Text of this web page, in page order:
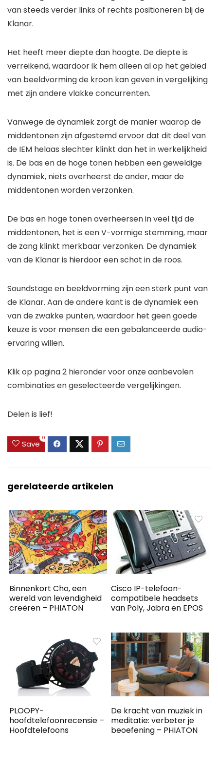
van steeds verder links of rechts positioneren bij de
Klanar.
Het heeft meer diepte dan hoogte. De diepte is
verreikend, waardoor ik hem alleen al op het gebied
van beeldvorming de kroon kan geven in vergelijking
met zijn andere vlakke concurrenten.
Vanwege de dynamiek zorgt de manier waarop de
middentonen zijn afgestemd ervoor dat dit deel van
de IEM helaas slechter klinkt dan het in werkelijkheid
is. De bas en de hoge tonen hebben een geweldige
dynamiek, niets overheerst de ander, maar de
middentonen worden verzonken.
De bas en hoge tonen overheersen in veel tijd de
middentonen, het is een V-vormige stemming, maar
de zang klinkt merkbaar verzonken. De dynamiek
van de Klanar is hierdoor een schot in de roos.
Soundstage en beeldvorming zijn een sterk punt van
de Klanar. Aan de andere kant is de dynamiek een
van de zwakke punten, waardoor het geen goede
keuze is voor mensen die een gebalanceerde audio-
ervaring willen.
Klik op pagina 2 hieronder voor onze aanbevolen
combinaties en geselecteerde vergelijkingen.
Delen is lief!
Save
0
gerelateerde artikelen
Binnenkort Cho, een
wereld van levendigheid
creëren – PHIATON
Cisco IP-telefoon-
compatibele headsets
van Poly, Jabra en EPOS
PLOOPY-
hoofdtelefoonrecensie –
Hoofdtelefoons
De kracht van muziek in
meditatie: verbeter je
beoefening – PHIATON